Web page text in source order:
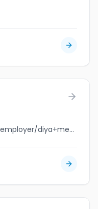
jobbank.gc.ca/browsejobs/employer/diya+menezes/ca